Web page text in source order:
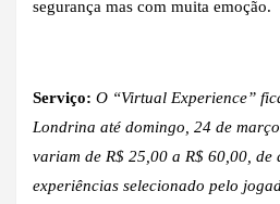
segurança mas com muita emoção.
Serviço: O “Virtual Experience”
Londrina até domingo, 24 de
variam de R$ 25,00 a R$ 60,00, de
experiências selecionado pelo